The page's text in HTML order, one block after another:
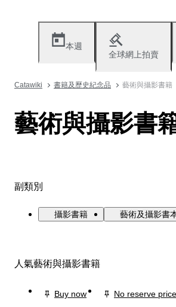
本週
全球網上拍賣
Catawiki 書籍及歷史紀念品 藝術與攝影書籍
藝術與攝影書
副類別
攝影書籍 藝術及攝影書
人氣藝術與攝影書籍
Buy now
No reserve price